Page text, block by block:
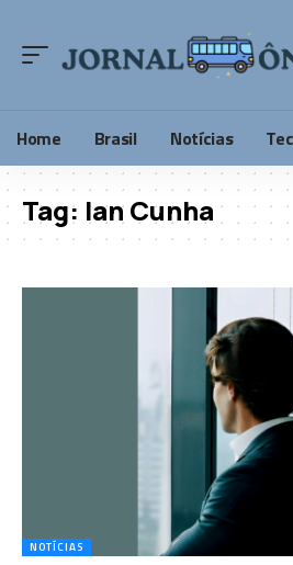
Home Brasil Notícias
Tag: Ian Cunha
NOTÍCIAS